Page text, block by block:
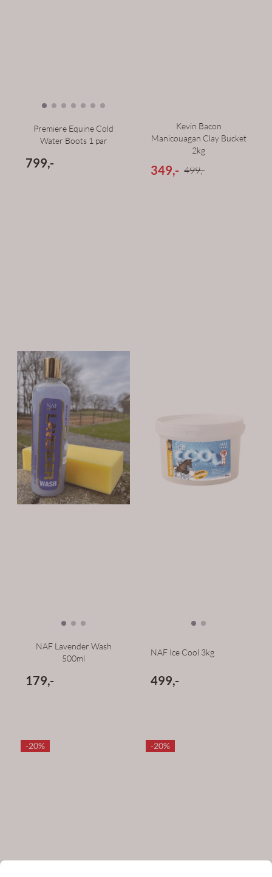
Premiere Equine Cold
Water Boots 1 par
799,-
Kevin Bacon
Manicouagan Clay Bucket
2kg
349,- 499,-
NAF Lavender Wash
500ml
179,-
NAF Ice Cool 3kg
499,-
-20% -20%